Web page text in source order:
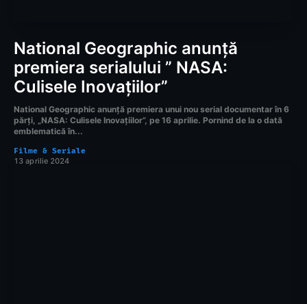
National Geographic anunță
premiera serialului ” NASA:
Culisele Inovațiilor”
National Geographic anunță premiera unui nou serial documentar în 6
părți, „NASA: Culisele Inovațiilor”, pe 16 aprilie. Pornind de la o dată
emblematică în...
Filme & Seriale
13 aprilie 2024